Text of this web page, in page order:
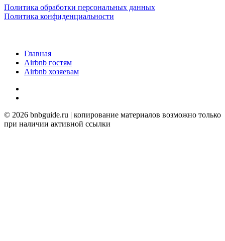
Политика обработки персональных данных
Политика конфиденциальности
Главная
Airbnb гостям
Airbnb хозяевам
© 2026 bnbguide.ru | копирование материалов возможно только
при наличии активной ссылки